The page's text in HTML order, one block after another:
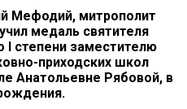
Мефодий, митрополит
медаль святителя
I степени заместителю
приходских школ
Анатольевне Рябовой, в